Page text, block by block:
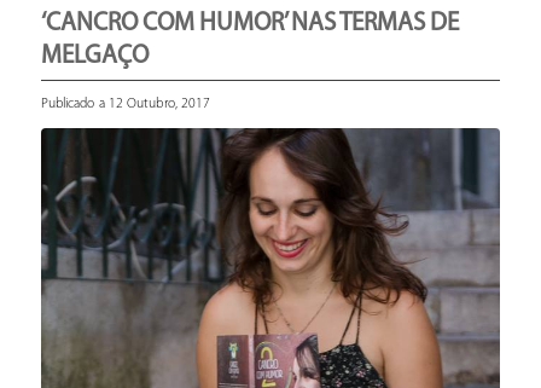
‘CANCRO COM HUMOR’ NAS TERMAS DE
MELGAÇO
Publicado a 12 Outubro, 2017